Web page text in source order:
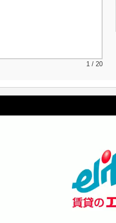
1 / 20